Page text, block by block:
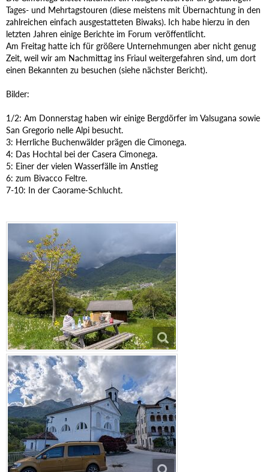
Tages- und Mehrtagstouren (diese meistens mit Übernachtung in den
zahlreichen einfach ausgestatteten Biwaks). Ich habe hierzu in den
letzten Jahren einige Berichte im Forum veröffentlicht.
Am Freitag hatte ich für größere Unternehmungen aber nicht genug
Zeit, weil wir am Nachmittag ins Friaul weitergefahren sind, um dort
einen Bekannten zu besuchen (siehe nächster Bericht).
Bilder:
1/2: Am Donnerstag haben wir einige Bergdörfer im Valsugana sowie
San Gregorio nelle Alpi besucht.
3: Herrliche Buchenwälder prägen die Cimonega.
4: Das Hochtal bei der Casera Cimonega.
5: Einer der vielen Wasserfälle im Anstieg
6: zum Bivacco Feltre.
7-10: In der Caorame-Schlucht.